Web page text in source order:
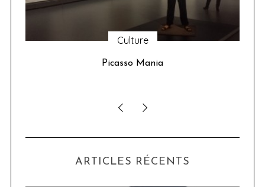
Culture
Picasso Mania
ARTICLES RÉCENTS